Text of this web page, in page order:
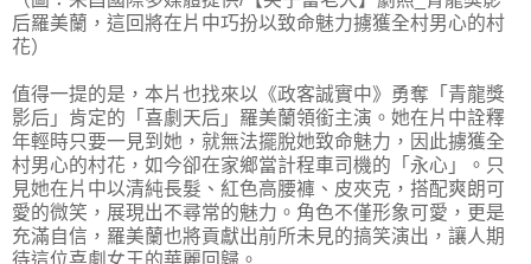
后羅美蘭，這回將在片中巧扮以致命魅力擄獲全村男心的村
花）
值得一提的是，本片也找來以《政客誠實中》勇奪「青龍獎
影后」肯定的「喜劇天后」羅美蘭領銜主演。她在片中詮釋
年輕時只要一見到她，就無法擺脫她致命魅力，因此擄獲全
村男心的村花，如今卻在家鄉當計程車司機的「永心」。只
見她在片中以清純長髮、紅色高腰褲、皮夾克，搭配爽朗可
愛的微笑，展現出不尋常的魅力。角色不僅形象可愛，更是
充滿自信，羅美蘭也將貢獻出前所未見的搞笑演出，讓人期